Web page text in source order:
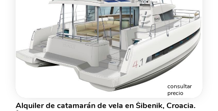
consultar
precio
Alquiler de catamarán de vela en Šibenik, Croacia.